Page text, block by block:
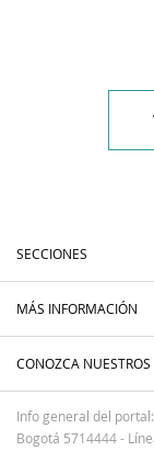
SECCIONES
MÁS INFORMACIÓN
CONOZCA NUESTROS
Info general del
Bogotá 5714444 -